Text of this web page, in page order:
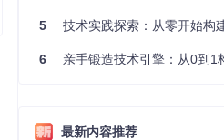
5 技术实践探索：从零开始构建核心系统的
6 亲手锻造技术引擎：从0到1构建核心系统
最新内容推荐